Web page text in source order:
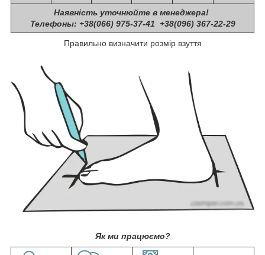
Наявність уточнюйте в менеджера!
Телефоны: +38(066) 975-37-41 +38(096) 367-22-29
Правильно визначити розмір взуття
Як ми працюємо?